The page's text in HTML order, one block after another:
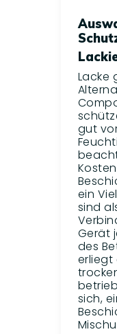
Lacke
gut
ein
sind
Gerät
des
erliegt
sich,